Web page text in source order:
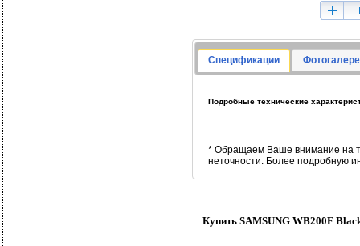
Спецификации
Подробные технические
* Обращаем Ваше внимание на
неточности. Более подробную
Купить SAMSUNG WB200F